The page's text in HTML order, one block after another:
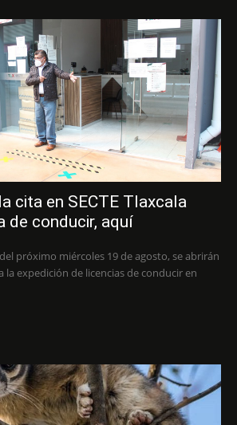
cita en SECTE Tlaxcala
de conducir, aquí
próximo miércoles 19 de agosto, se abrirán
la expedición de licencias de conducir en